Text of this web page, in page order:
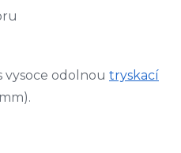
vysoce odolnou tryskací